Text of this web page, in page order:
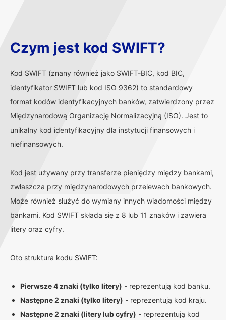
Czym jest kod SWIFT?
Kod SWIFT (znany również jako SWIFT-BIC, kod BIC,
identyfikator SWIFT lub kod ISO 9362) to standardowy
format kodów identyfikacyjnych banków, zatwierdzony przez
Międzynarodową Organizację Normalizacyjną (ISO). Jest to
unikalny kod identyfikacyjny dla instytucji finansowych i
niefinansowych.
Kod jest używany przy transferze pieniędzy między bankami,
zwłaszcza przy międzynarodowych przelewach bankowych.
Może również służyć do wymiany innych wiadomości między
bankami. Kod SWIFT składa się z 8 lub 11 znaków i zawiera
litery oraz cyfry.
Oto struktura kodu SWIFT:
Pierwsze 4 znaki (tylko litery) - reprezentują kod banku.
Następne 2 znaki (tylko litery) - reprezentują kod kraju.
Następne 2 znaki (litery lub cyfry) - reprezentują kod